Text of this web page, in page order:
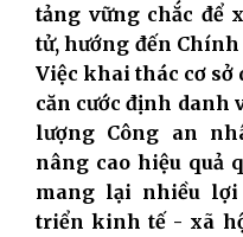
tảng vững chắc để
tử, hướng đến
Việc khai thác cơ sở
căn cước định danh
lượng Công an
nâng cao hiệu quả
mang lại nhiều
triển kinh tế - xã